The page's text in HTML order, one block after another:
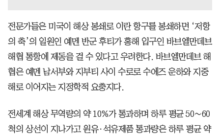
전문가들은 미국이 해상 봉쇄로 이란 항구를 봉쇄하면 ‘저항
의 축’의 일원인 예멘 반군 후티가 홍해 입구인 바브엘만데브
해협 통항에 제동을 걸 수 있다고 우려한다. 바브엘만데브 해
협은 예멘 남서부와 지부티 사이 수로로 수에즈 운하와 지중
해로 이어지는 지정학적 요충지다.
전세계 해상 무역량의 약 10%가 통과하며 하루 평균 50∼60
척의 상선이 지나가고 원유·석유제품 통과량은 하루 평균 약